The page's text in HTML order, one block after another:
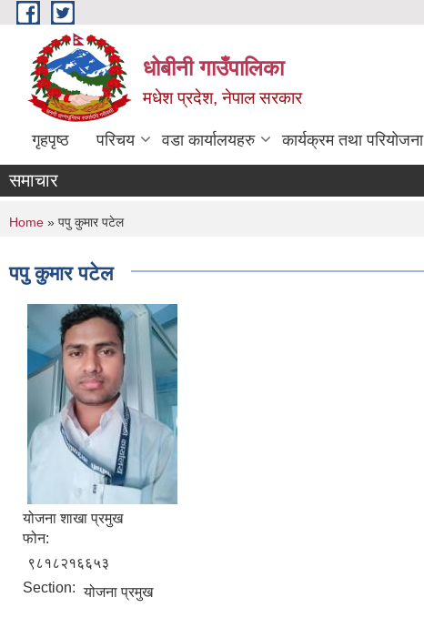
Skip to main content
धोबीनी गाउँपालिका
मधेश प्रदेश, नेपाल सरकार
गृहपृष्ठ परिचय वडा कार्यालयहरु कार्यक्रम तथा परियोजना
समाचार
You are here
Home » पपु कुमार पटेल
पपु कुमार पटेल
योजना शाखा प्रमुख
फोन:
९८१८२१६६५३
Section: योजना प्रमुख